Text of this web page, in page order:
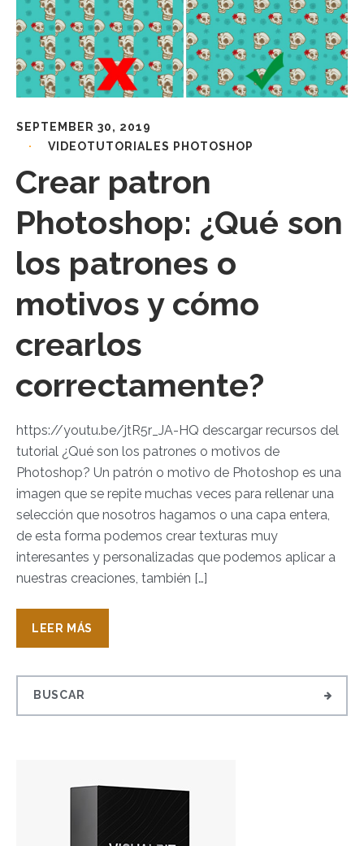
SEPTEMBER 30, 2019
VIDEOTUTORIALES PHOTOSHOP
Crear patron
Photoshop: ¿Qué son
los patrones o
motivos y cómo
crearlos
correctamente?
https://youtu.be/jtR5r_JA-HQ descargar recursos del
tutorial ¿Qué son los patrones o motivos de
Photoshop? Un patrón o motivo de Photoshop es una
imagen que se repite muchas veces para rellenar una
selección que nosotros hagamos o una capa entera,
de esta forma podemos crear texturas muy
interesantes y personalizadas que podemos aplicar a
nuestras creaciones, también […]
LEER MÁS